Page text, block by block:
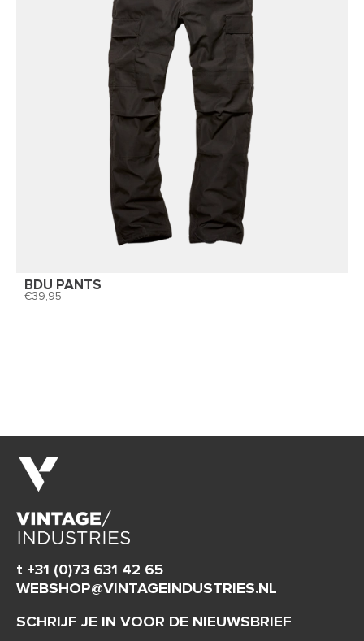
BDU PANTS
39,95
t +31 (0)73 631 42 65
WEBSHOP@VINTAGEINDUSTRIES.NL
SCHRIJF JE IN VOOR DE NIEUWSBRIEF